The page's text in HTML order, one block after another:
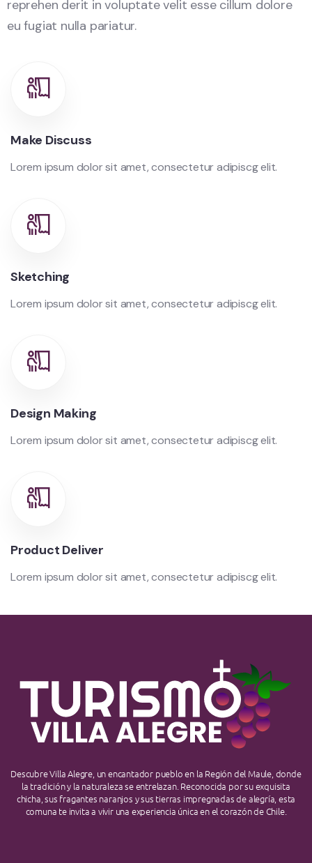
reprehen derit in voluptate velit esse cillum dolore
eu fugiat nulla pariatur.
Make Discuss
Lorem ipsum dolor sit amet, consectetur adipiscg elit.
Sketching
Lorem ipsum dolor sit amet, consectetur adipiscg elit.
Design Making
Lorem ipsum dolor sit amet, consectetur adipiscg elit.
Product Deliver
Lorem ipsum dolor sit amet, consectetur adipiscg elit.
Descubre Villa Alegre, un encantador pueblo en la Región del Maule, donde
la tradición y la naturaleza se entrelazan. Reconocida por su exquisita
chicha, sus fragantes naranjos y sus tierras impregnadas de alegría, esta
comuna te invita a vivir una experiencia única en el corazón de Chile.